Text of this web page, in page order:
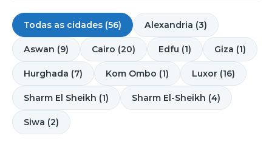
Todas as cidades (56) Alexandria (3)
Aswan (9) Cairo (20) Edfu (1) Giza (1)
Hurghada (7) Kom Ombo (1) Luxor (16)
Sharm El Sheikh (1) Sharm El-Sheikh (4)
Siwa (2)